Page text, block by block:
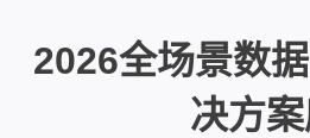
2026全场景数
决方